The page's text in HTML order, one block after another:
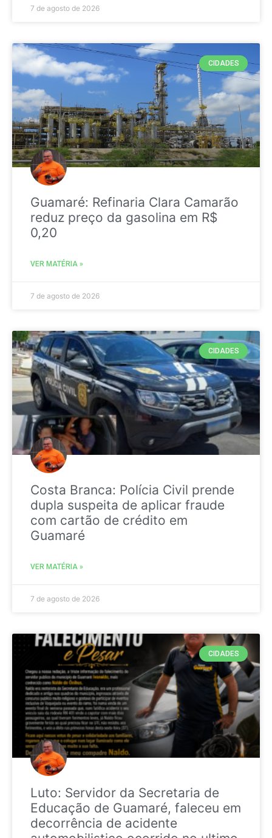
7 de agosto de 2026
CIDADES
Guamaré: Refinaria Clara Camarão
reduz preço da gasolina em R$
0,20
VER MATÉRIA »
7 de agosto de 2026
CIDADES
Costa Branca: Polícia Civil prende
dupla suspeita de aplicar fraude
com cartão de crédito em
Guamaré
VER MATÉRIA »
7 de agosto de 2026
CIDADES
Luto: Servidor da Secretaria de
Educação de Guamaré, faleceu em
decorrência de acidente